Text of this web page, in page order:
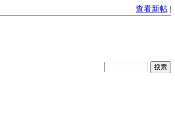
查看新帖 |